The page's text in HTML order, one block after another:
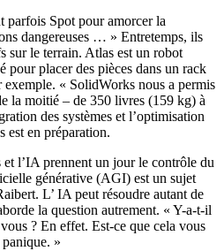
parfois Spot pour amorcer la
dangereuses … » Entretemps, ils
sur le terrain. Atlas est un robot
pour placer des pièces dans un rack
exemple. « SolidWorks nous a permis
la moitié – de 350 livres (159 kg) à
des systèmes et l’optimisation
est en préparation.
l’IA prennent un jour le contrôle du
générative (AGI) est un sujet
L’ IA peut résoudre autant de
la question autrement. « Y-a-t-il
? En effet. Est-ce que cela vous
»